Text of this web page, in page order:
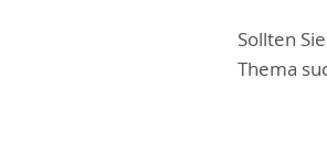
Sollten
Thema